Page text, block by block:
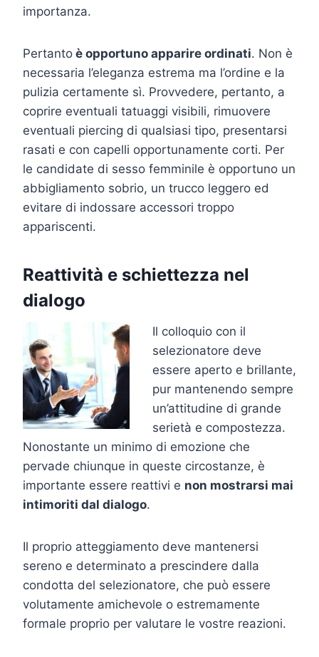
importanza.
Pertanto è opportuno apparire ordinati. Non è
necessaria l’eleganza estrema ma l’ordine e la
pulizia certamente sì. Provvedere, pertanto, a
coprire eventuali tatuaggi visibili, rimuovere
eventuali piercing di qualsiasi tipo, presentarsi
rasati e con capelli opportunamente corti. Per
le candidate di sesso femminile è opportuno un
abbigliamento sobrio, un trucco leggero ed
evitare di indossare accessori troppo
appariscenti.
Reattività e schiettezza nel
dialogo
Il colloquio con il
selezionatore deve
essere aperto e brillante,
pur mantenendo sempre
un’attitudine di grande
serietà e compostezza.
Nonostante un minimo di emozione che
pervade chiunque in queste circostanze, è
importante essere reattivi e non mostrarsi mai
intimoriti dal dialogo.
Il proprio atteggiamento deve mantenersi
sereno e determinato a prescindere dalla
condotta del selezionatore, che può essere
volutamente amichevole o estremamente
formale proprio per valutare le vostre reazioni.